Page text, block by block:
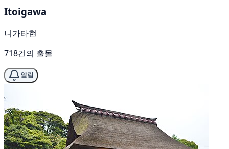
Itoigawa
니가타현
718건의 출몰
알림